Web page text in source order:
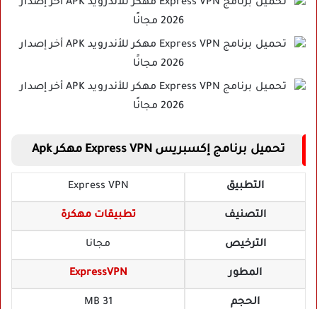
تحميل برنامج إكسبريس Express VPN مهكر Apk
التطبيق Express VPN
التصنيف تطبيقات مهكرة
الترخيص مجانا
المطور ExpressVPN
الحجم 31 MB